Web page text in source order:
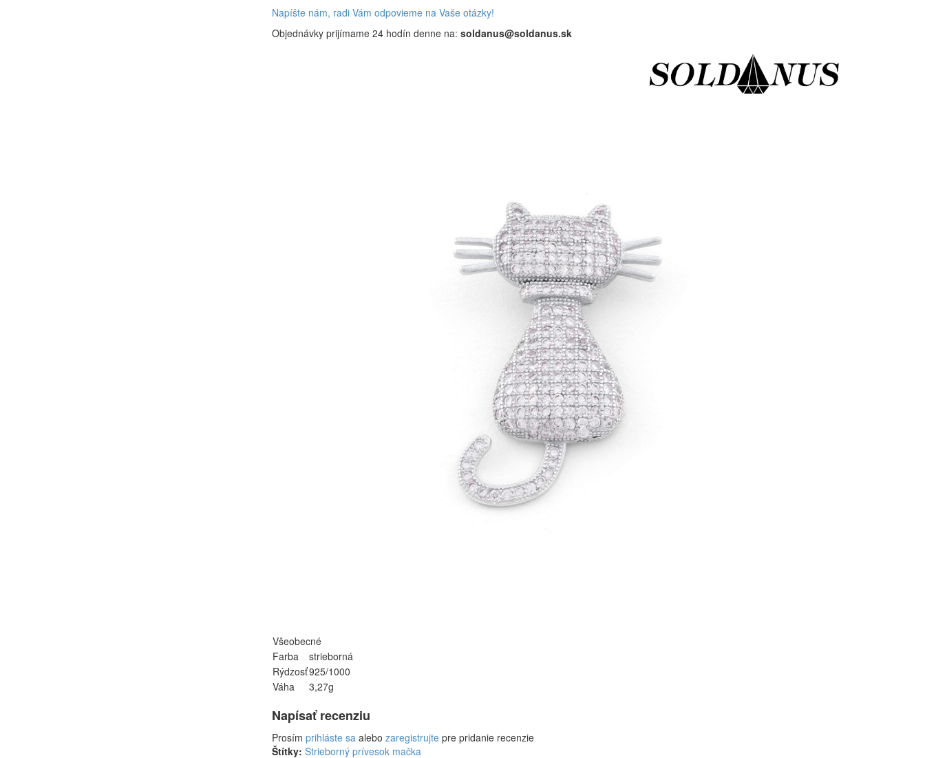
Napíšte nám, radi Vám odpovieme na Vaše otázky!
Objednávky prijímame 24 hodín denne na: soldanus@soldanus.sk
Všeobecné
Farba
strieborná
Rýdzosť925/1000
Váha
3,27g
Napísať recenziu
Prosím prihláste sa alebo zaregistrujtepre pridanie recenzie
Štítky: Strieborný prívesok mačka